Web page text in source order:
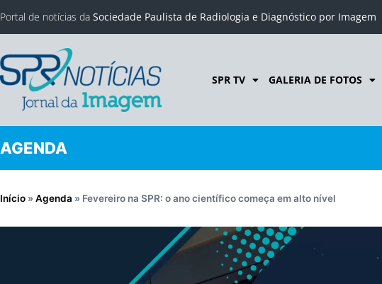
Portal de notícias da Sociedade Paulista de Radiologia e Diagnóstico por Imagem
SPR TV GALERIA DE FOTOS
AGENDA
Início » Agenda » Fevereiro na SPR: o ano científico começa em alto nível